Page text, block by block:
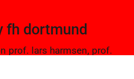
fh dortmund
prof. lars harmsen, prof.